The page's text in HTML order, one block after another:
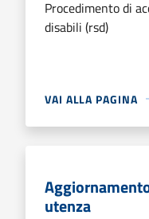
Procedimento di
disabili (rsd)
VAI ALLA PAGINA
utenza